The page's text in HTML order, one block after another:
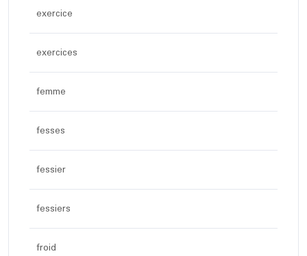
exercice
exercices
femme
fesses
fessier
fessiers
froid